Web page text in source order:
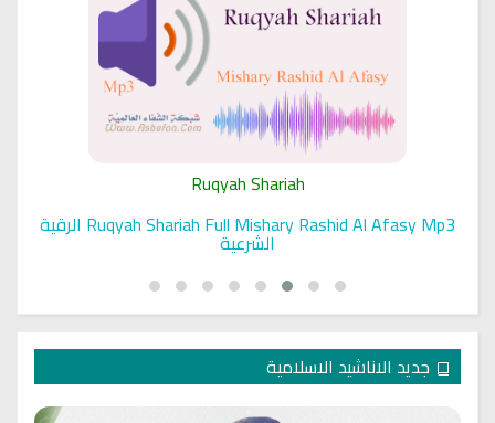
Ruqyah Shariah
Ruqyah Shariah Full Mishary Rashid Al Afasy Mp3 الرقية
الشرعية
جديد الاناشيد الاسلامية